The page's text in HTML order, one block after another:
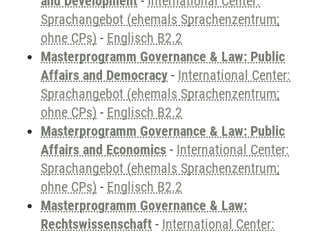
Sprachangebot (ehemals Sprachenzentrum;
ohne CPs) - Englisch B2.2
Masterprogramm Governance & Law: Public
Affairs and Democracy - International Center:
Sprachangebot (ehemals Sprachenzentrum;
ohne CPs) - Englisch B2.2
Masterprogramm Governance & Law: Public
Affairs and Economics - International Center:
Sprachangebot (ehemals Sprachenzentrum;
ohne CPs) - Englisch B2.2
Masterprogramm Governance & Law:
Rechtswissenschaft - International Center: